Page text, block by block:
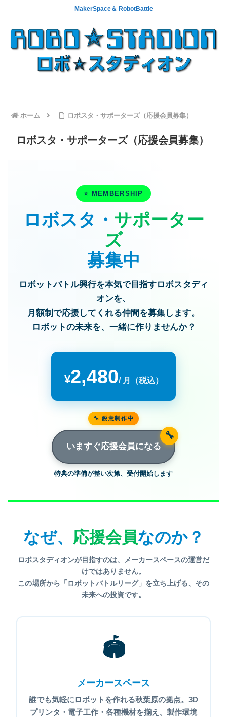
MakerSpace＆ RobotBattle
ホーム ロボスタ・サポーターズ（応援会員募集）
ロボスタ・サポーターズ（応援会員募集）
⭐ MEMBERSHIP
ロボスタ・ サポーター
ズ
募集中
ロボットバトル興行を本気で目指すロボスタディ
オンを、
月額制で応援してくれる仲間を募集します。
ロボットの未来を、一緒に作りませんか？
¥2,480/ 月（税込）
🔧 鋭意制作中
いますぐ応援会員になる
特典の準備が整い次第、受付開始します
なぜ、 応援会員なのか？
ロボスタディオンが目指すのは、メーカースペースの運営だ
けではありません。
この場所から「 ロボットバトルリーグ」を立ち上げる、その
未来への投資です。
🏟️
メーカースペース
誰でも気軽にロボットを作れる秋葉原の拠点。3D
プリンタ・電子工作・各種機材を揃え、製作環境